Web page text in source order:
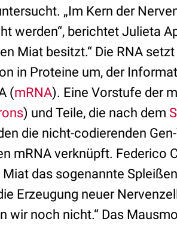
„Im Kern der
werden“, berichtet Julieta
Miat besitzt.“ Die RNA
in Proteine um, der
(mRNA). Eine Vorstufe der
) und Teile, die nach dem
die nicht-codierenden
mRNA verknüpft. Federico
das sogenannte
Erzeugung neuer
noch nicht.“ Das